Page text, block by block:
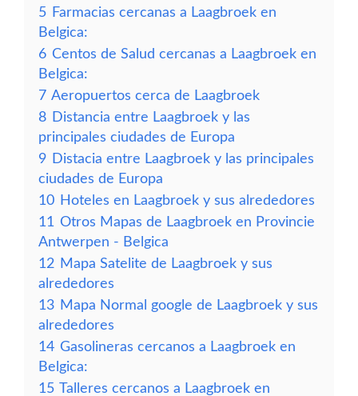
5 Farmacias cercanas a Laagbroek en
Belgica:
6 Centos de Salud cercanas a Laagbroek en
Belgica:
7 Aeropuertos cerca de Laagbroek
8 Distancia entre Laagbroek y las
principales ciudades de Europa
9 Distacia entre Laagbroek y las principales
ciudades de Europa
10 Hoteles en Laagbroek y sus alrededores
11 Otros Mapas de Laagbroek en Provincie
Antwerpen - Belgica
12 Mapa Satelite de Laagbroek y sus
alrededores
13 Mapa Normal google de Laagbroek y sus
alrededores
14 Gasolineras cercanos a Laagbroek en
Belgica:
15 Talleres cercanos a Laagbroek en